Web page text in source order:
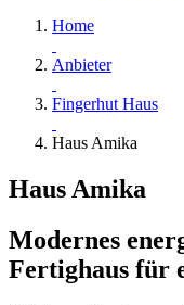
Home
Anbieter
Fingerhut Haus
Haus Amika
Haus Amika
Modernes
Fertighaus für